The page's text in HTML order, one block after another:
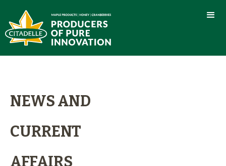
NEWS AND
CURRENT
AFFAIRS